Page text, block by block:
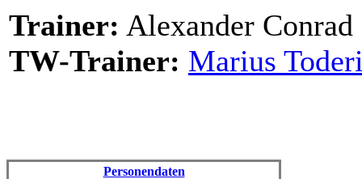
Trainer: Alexander Conrad
TW-Trainer: Marius
Personendaten